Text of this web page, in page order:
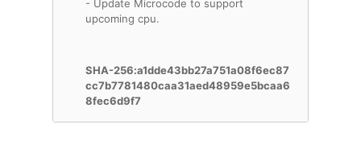
- Update Microcode to support
upcoming cpu.
SHA-256:a1dde43bb27a751a08f6ec87
cc7b7781480caa31aed48959e5bcaa6
8fec6d9f7